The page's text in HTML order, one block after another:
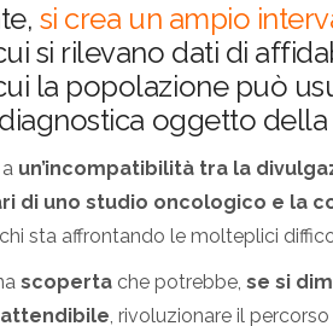
si crea un ampio
si rilevano dati di
la popolazione può
oggetto della
un’incompatibilità tra la
di uno studio oncologico e la
sta affrontando le molteplici
scoperta che potrebbe, se si
, rivoluzionare il